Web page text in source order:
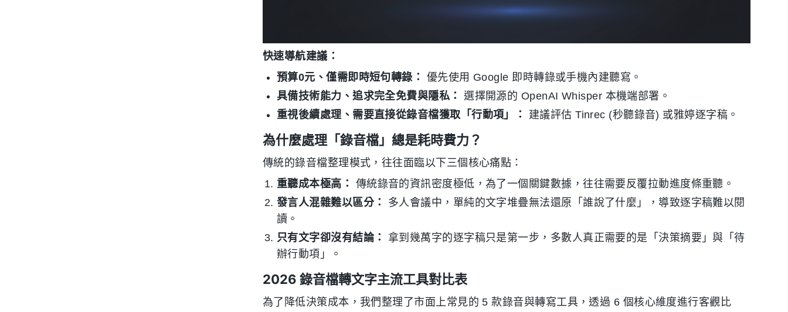
快速導航建議：
預算0元、僅需即時短句轉錄：
優先使用 Google 即時轉錄或手機內建聽寫。
具備技術能力、追求完全免費與隱私：
選擇開源的 OpenAI Whisper 本機端部署。
重視後續處理、需要直接從錄音檔獲取「行動項」：
建議評估 Tinrec (秒聽錄音) 或雅婷逐字稿。
為什麼處理「錄音檔」總是耗時費力？
傳統的錄音檔整理模式，往往面臨以下三個核心痛點：
重聽成本極高：
傳統錄音的資訊密度極低，為了一個關鍵數據，往往需要反覆拉動進度條重聽。
發言人混雜難以區分：
多人會議中，單純的文字堆疊無法還原「誰說了什麼」，導致逐字稿難以閱
讀。
只有文字卻沒有結論：
拿到幾萬字的逐字稿只是第一步，多數人真正需要的是「決策摘要」與「待
辦行動項」。
2026 錄音檔轉文字主流工具對比表
為了降低決策成本，我們整理了市面上常見的 5 款錄音與轉寫工具，透過 6 個核心維度進行客觀比